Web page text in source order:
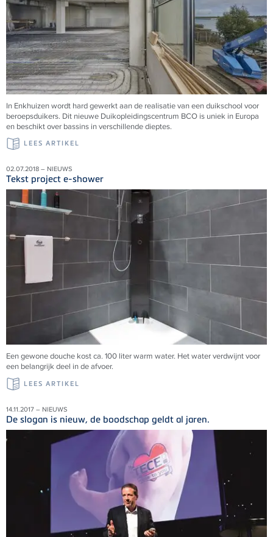
In Enkhuizen wordt hard gewerkt aan de realisatie van een duikschool voor
beroepsduikers. Dit nieuwe Duikopleidingscentrum BCO is uniek in Europa
en beschikt over bassins in verschillende dieptes.
LEES ARTIKEL
02.07.2018 – NIEUWS
Tekst project e-shower
Een gewone douche kost ca. 100 liter warm water. Het water verdwijnt voor
een belangrijk deel in de afvoer.
LEES ARTIKEL
14.11.2017 – NIEUWS
De slogan is nieuw, de boodschap geldt al jaren.